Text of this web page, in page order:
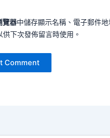
覽器中儲存顯示名稱、電子郵件
供下次發佈留言時使用。